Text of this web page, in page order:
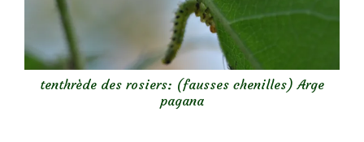
tenthrède des rosiers: (fausses chenilles) Arge
pagana